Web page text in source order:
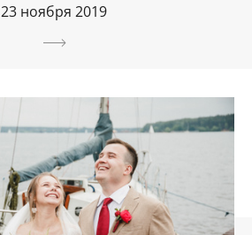
23 ноября 2019